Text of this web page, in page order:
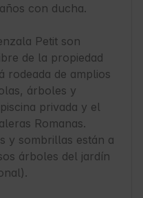
con ducha.
Petit son
de la propiedad
rodeada de amplios
árboles y
privada y el
Romanas.
y sombrillas están a
árboles del jardín